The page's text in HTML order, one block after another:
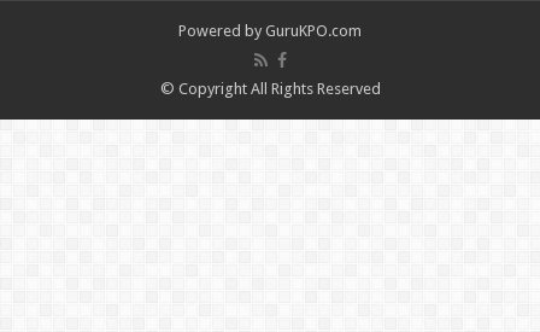
Powered by GuruKPO.com
© Copyright All Rights Reserved